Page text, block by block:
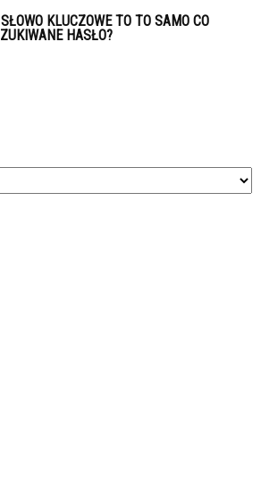
KLUCZOWE TO TO SAMO CO
HASŁO?